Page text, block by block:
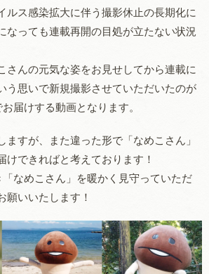
ルス感染拡大に伴う撮影休止の長期化に
なっても連載再開の目処が立たない状況
さんの元気な姿をお見せしてから連載に
う思いで新規撮影させていただいたのが
届けする動画となります。
ますが、また違った形で「なめこさん」
けできればと考えております！
なめこさん」を暖かく見守っていただ
願いいたします！